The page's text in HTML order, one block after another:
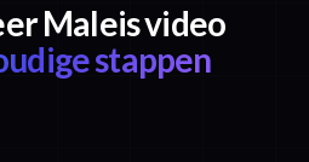
Maleis video
stappen